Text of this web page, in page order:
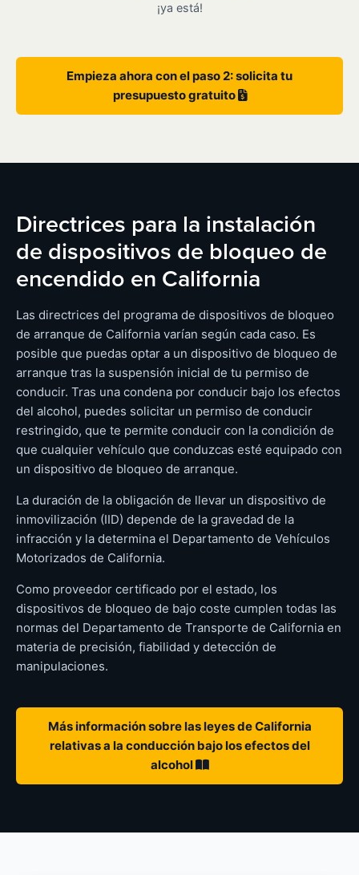
¡ya está!
Empieza ahora con el paso 2: solicita tu
presupuesto gratuito
Directrices para la instalación
de dispositivos de bloqueo de
encendido en California
Las directrices del programa de dispositivos de bloqueo
de arranque de California varían según cada caso. Es
posible que puedas optar a un dispositivo de bloqueo de
arranque tras la suspensión inicial de tu permiso de
conducir. Tras una condena por conducir bajo los efectos
del alcohol, puedes solicitar un permiso de conducir
restringido, que te permite conducir con la condición de
que cualquier vehículo que conduzcas esté equipado con
un dispositivo de bloqueo de arranque.
La duración de la obligación de llevar un dispositivo de
inmovilización (IID) depende de la gravedad de la
infracción y la determina el Departamento de Vehículos
Motorizados de California.
Como proveedor certificado por el estado, los
dispositivos de bloqueo de bajo coste cumplen todas las
normas del Departamento de Transporte de California en
materia de precisión, fiabilidad y detección de
manipulaciones.
Más información sobre las leyes de California
relativas a la conducción bajo los efectos del
alcohol